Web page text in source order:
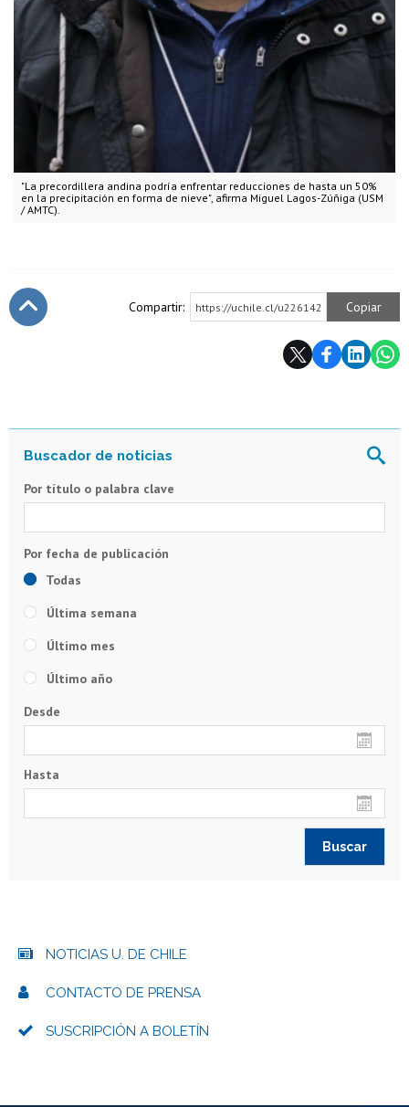
"La precordillera andina podría enfrentar reducciones de hasta un 50%
en la precipitación en forma de nieve", afirma Miguel Lagos-Zúñiga (USM
/ AMTC).
Compartir: https://uchile.cl/u226142 Copiar
Por título o palabra clave
Todas
Última semana
Último mes
Último año
Desde
Hasta
NOTICIAS U. DE CHILE
CONTACTO DE PRENSA
SUSCRIPCIÓN A BOLETÍN